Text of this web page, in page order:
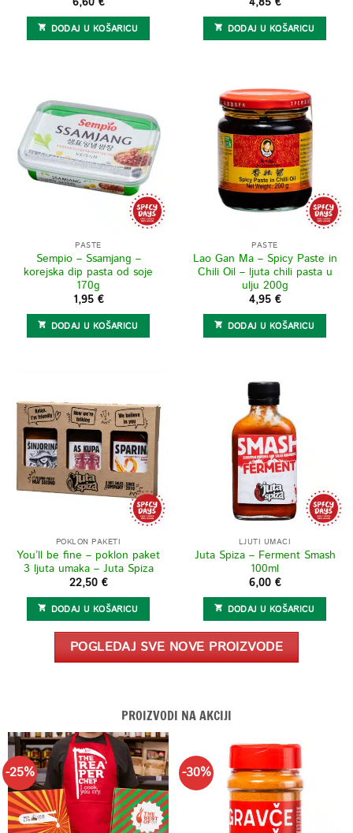
DODAJ U KOŠARICU DODAJ U KOŠARICU
PASTE
Sempio – Ssamjang –
korejska dip pasta od soje
170g
1,95 €
DODAJ U KOŠARICU
PASTE
Lao Gan Ma – Spicy Paste in
Chili Oil – ljuta chili pasta u
ulju 200g
4,95 €
DODAJ U KOŠARICU
POKLON PAKETI
You’ll be fine – poklon paket
3 ljuta umaka – Juta Spiza
22,50 €
DODAJ U KOŠARICU
LJUTI UMACI
Juta Spiza – Ferment Smash
100ml
6,00 €
DODAJ U KOŠARICU
POGLEDAJ SVE NOVE PROIZVODE
PROIZVODI NA AKCIJI
-25% -30%